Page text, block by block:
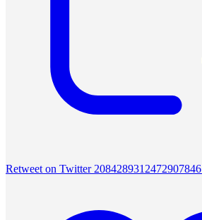
Retweet on Twitter 2084289312472907846